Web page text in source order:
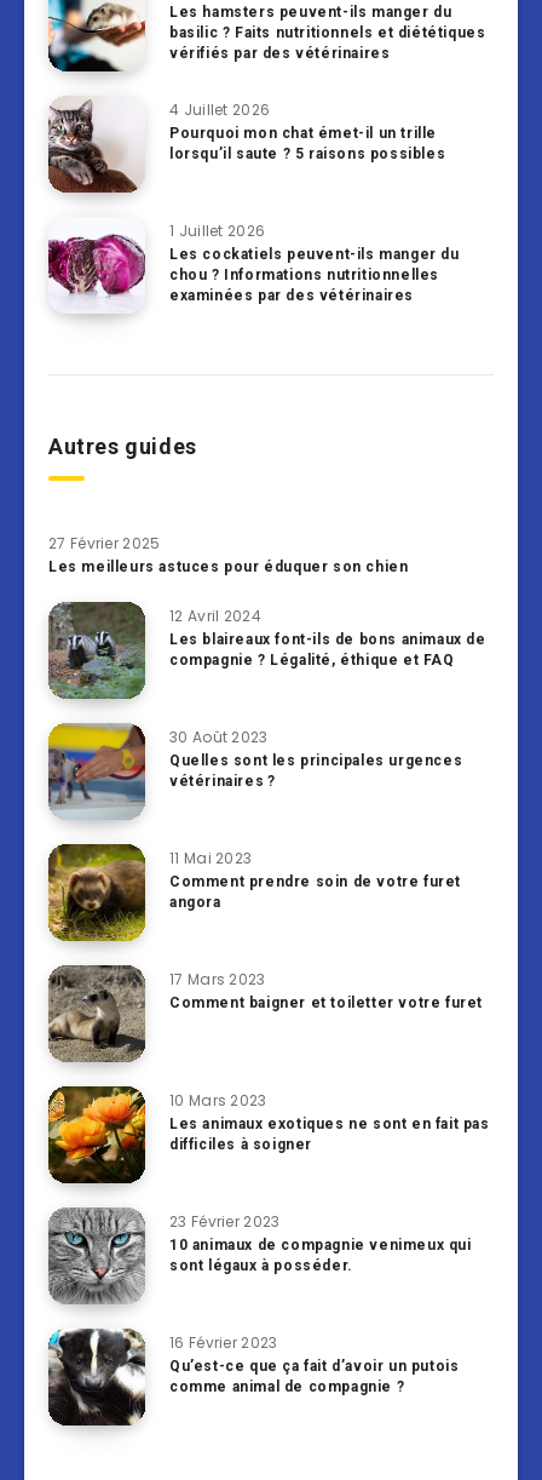
Les hamsters peuvent-ils manger du
basilic ? Faits nutritionnels et diététiques
vérifiés par des vétérinaires
4 Juillet 2026
Pourquoi mon chat émet-il un trille
lorsqu’il saute ? 5 raisons possibles
1 Juillet 2026
Les cockatiels peuvent-ils manger du
chou ? Informations nutritionnelles
examinées par des vétérinaires
Autres guides
27 Février 2025
Les meilleurs astuces pour éduquer son chien
12 Avril 2024
Les blaireaux font-ils de bons animaux de
compagnie ? Légalité, éthique et FAQ
30 Août 2023
Quelles sont les principales urgences
vétérinaires ?
11 Mai 2023
Comment prendre soin de votre furet
angora
17 Mars 2023
Comment baigner et toiletter votre furet
10 Mars 2023
Les animaux exotiques ne sont en fait pas
difficiles à soigner
23 Février 2023
10 animaux de compagnie venimeux qui
sont légaux à posséder.
16 Février 2023
Qu’est-ce que ça fait d’avoir un putois
comme animal de compagnie ?